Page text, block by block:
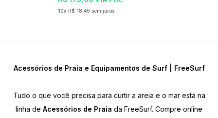
10x R$ 18,49 sem juros
Acessórios de Praia e Equipamentos de Surf | FreeSurf
Tudo o que você precisa para curtir a areia e o mar está na
linha de Acessórios de Praia da FreeSurf. Compre online